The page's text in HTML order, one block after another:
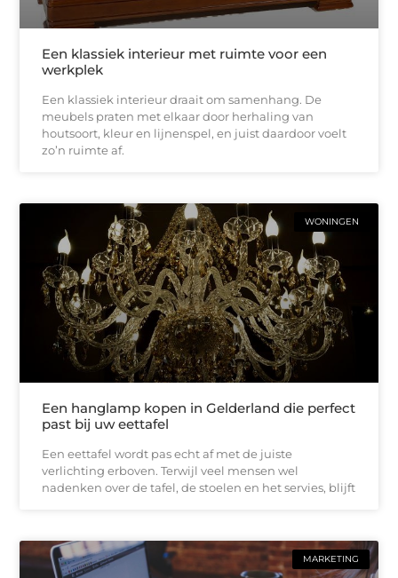
Een klassiek interieur met ruimte voor een
werkplek
Een klassiek interieur draait om samenhang. De
meubels praten met elkaar door herhaling van
houtsoort, kleur en lijnenspel, en juist daardoor voelt
zo’n ruimte af.
WONINGEN
Een hanglamp kopen in Gelderland die perfect
past bij uw eettafel
Een eettafel wordt pas echt af met de juiste
verlichting erboven. Terwijl veel mensen wel
nadenken over de tafel, de stoelen en het servies, blijft
MARKETING